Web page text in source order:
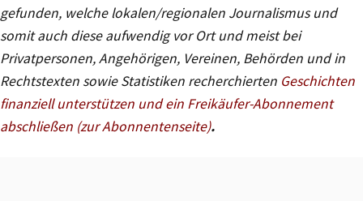
gefunden, welche lokalen/regionalen Journalismus und
somit auch diese aufwendig vor Ort und meist bei
Privatpersonen, Angehörigen, Vereinen, Behörden und in
Rechtstexten sowie Statistiken recherchierten Geschichten
finanziell unterstützen und ein Freikäufer-Abonnement
abschließen (zur Abonnentenseite).